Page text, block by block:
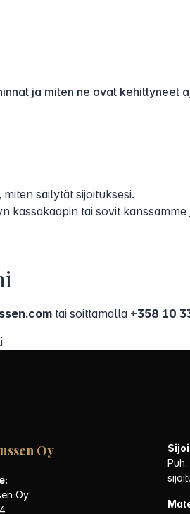
ja miten ne ovat kehittyneet
säilytät sijoituksesi.
kassakaapin tai sovit kanssamme
tai soittamalla +358 10
Oy
Oy